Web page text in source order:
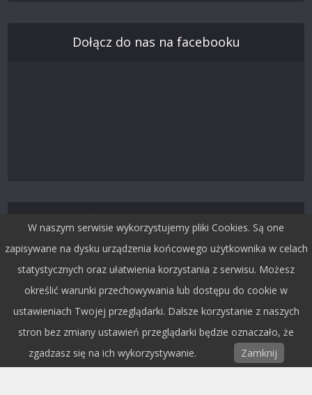
Dołącz do nas na facebooku
Śledź nas na Twitterze
W naszym serwisie wykorzystujemy pliki Cookies. Są one
zapisywane na dysku urządzenia końcowego użytkownika w celach
statystycznych oraz ułatwienia korzystania z serwisu. Możesz
określić warunki przechowywania lub dostępu do cookie w
ustawieniach Twojej przeglądarki. Dalsze korzystanie z naszych
stron bez zmiany ustawień przeglądarki będzie oznaczało, że
zgadzasz się na ich wykorzystywanie.
Zamknij